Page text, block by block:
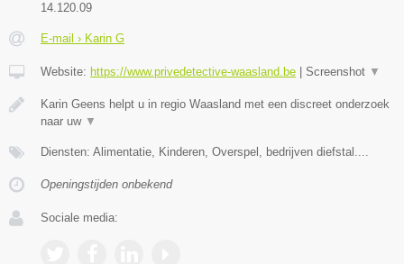
14.120.09
E-mail › Karin G
Website: https://www.privedetective-waasland.be Screenshot ▼
Karin Geens helpt u in regio Waasland met een discreet onderzoek
naar uw ▼
Diensten: Alimentatie, Kinderen, Overspel, bedrijven diefstal....
Openingstijden onbekend
Sociale media: